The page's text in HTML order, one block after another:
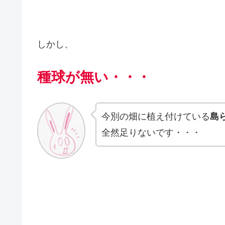
しかし、
種球が無い・・・
今別の畑に植え付けている島
全然足りないです・・・